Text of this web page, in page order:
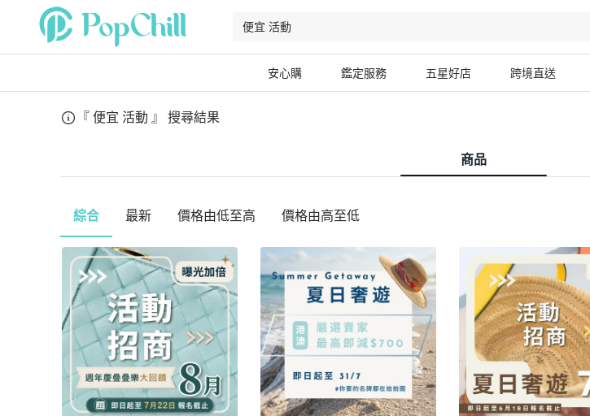
安心購 鑑定服務 五星好店 跨境直送
『 便宜 活動 』 搜尋結果
商品
綜合 最新 價格由低至高 價格由高至低